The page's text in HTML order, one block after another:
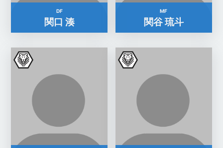
DF
関口 湊
MF
関谷 琉斗